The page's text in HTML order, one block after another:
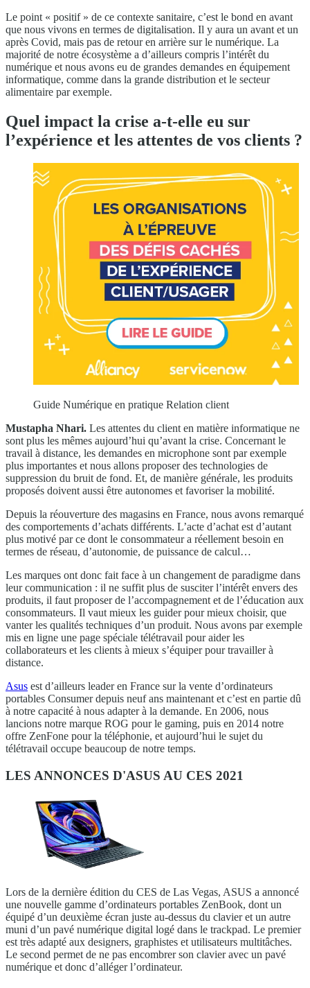
Le point « positif » de ce contexte sanitaire, c’est le bond en avant
que nous vivons en termes de digitalisation. Il y aura un avant et un
après Covid, mais pas de retour en arrière sur le numérique. La
majorité de notre écosystème a d’ailleurs compris l’intérêt du
numérique et nous avons eu de grandes demandes en équipement
informatique, comme dans la grande distribution et le secteur
alimentaire par exemple.
Quel impact la crise a-t-elle eu sur
l’expérience et les attentes de vos clients ?
Guide Numérique en pratique Relation client
Mustapha Nhari. Les attentes du client en matière informatique ne
sont plus les mêmes aujourd’hui qu’avant la crise. Concernant le
travail à distance, les demandes en microphone sont par exemple
plus importantes et nous allons proposer des technologies de
suppression du bruit de fond. Et, de manière générale, les produits
proposés doivent aussi être autonomes et favoriser la mobilité.
Depuis la réouverture des magasins en France, nous avons remarqué
des comportements d’achats différents. L’acte d’achat est d’autant
plus motivé par ce dont le consommateur a réellement besoin en
termes de réseau, d’autonomie, de puissance de calcul…
Les marques ont donc fait face à un changement de paradigme dans
leur communication : il ne suffit plus de susciter l’intérêt envers des
produits, il faut proposer de l’accompagnement et de l’éducation aux
consommateurs. Il vaut mieux les guider pour mieux choisir, que
vanter les qualités techniques d’un produit. Nous avons par exemple
mis en ligne une page spéciale télétravail pour aider les
collaborateurs et les clients à mieux s’équiper pour travailler à
distance.
Asus est d’ailleurs leader en France sur la vente d’ordinateurs
portables Consumer depuis neuf ans maintenant et c’est en partie dû
à notre capacité à nous adapter à la demande. En 2006, nous
lancions notre marque ROG pour le gaming, puis en 2014 notre
offre ZenFone pour la téléphonie, et aujourd’hui le sujet du
télétravail occupe beaucoup de notre temps.
LES ANNONCES D'ASUS AU CES 2021
Lors de la dernière édition du CES de Las Vegas, ASUS a annoncé
une nouvelle gamme d’ordinateurs portables ZenBook, dont un
équipé d’un deuxième écran juste au-dessus du clavier et un autre
muni d’un pavé numérique digital logé dans le trackpad. Le premier
est très adapté aux designers, graphistes et utilisateurs multitâches.
Le second permet de ne pas encombrer son clavier avec un pavé
numérique et donc d’alléger l’ordinateur.